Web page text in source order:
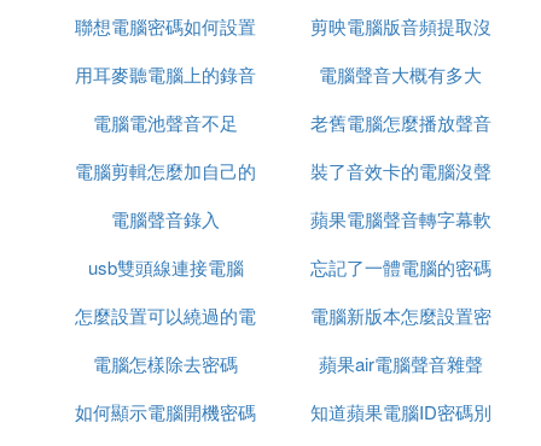
擾，usb做音頻輸出的干擾太多了，從根子上就不合
適，唯一優點是介面方便普適。買幾十元的3.5介面
的耳機解決問題。或者多花點錢買幾百的藍牙4.2以
上的耳機既能解決方便問題，又能保證沒雜音。
⑸ 耳機連上電腦後有噪音如何處理
耳機連上電腦，有細小的沙沙聲，原因如下：
1、電流的問題。耳塞線路的電流供電問題。
2、耳機周邊有磁場。可以遠離一些含磁的設備。
3、音效卡問題，機箱內部電磁輻射高。
4、設置問題，點擊控制面板，選擇Realtek高清晰音
低到某一數值能降噪甚至消失。
開機密碼
裝驅動程序
聯想電腦密碼如何設置
剪映電腦版音頻提取沒
聲音
用耳麥聽電腦上的錄音
沒有聲音
電腦聲音大概有多大
電腦電池聲音不足
老舊電腦怎麼播放聲音
電腦剪輯怎麼加自己的
聲音
裝了音效卡的電腦沒聲
音了
電腦聲音錄入
蘋果電腦聲音轉字幕軟
體
usb雙頭線連接電腦
忘記了一體電腦的密碼
怎麼設置可以繞過的電
腦密碼
電腦新版本怎麼設置密
碼
電腦怎樣除去密碼
蘋果air電腦聲音雜聲
如何顯示電腦開機密碼
知道蘋果電腦ID密碼別